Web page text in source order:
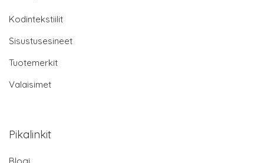
Kodintekstiilit
Sisustusesineet
Tuotemerkit
Valaisimet
Pikalinkit
Blogi